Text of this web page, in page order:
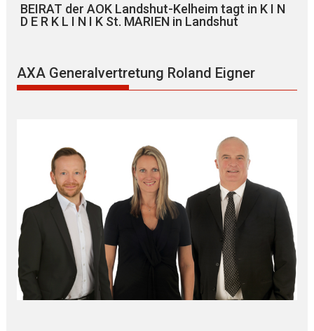
BEIRAT der AOK Landshut-Kelheim tagt in K I N
D E R K L I N I K St. MARIEN in Landshut
AXA Generalvertretung Roland Eigner